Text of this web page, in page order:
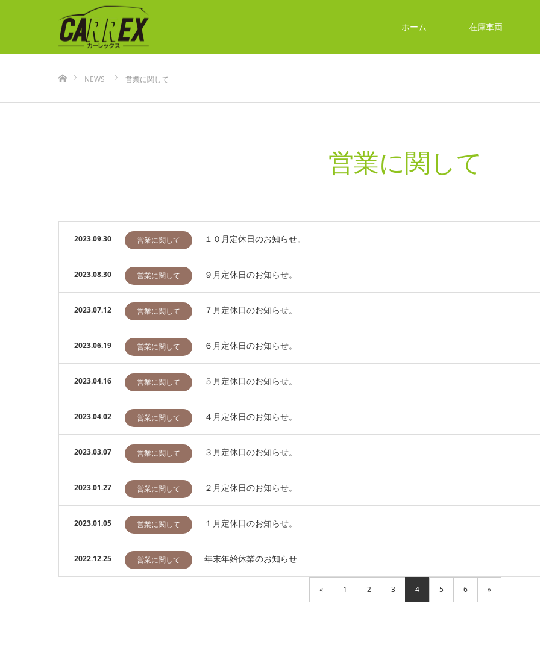
ホーム 在庫車両
NEWS
営業に関して
営業に関して
2023.09.30 営業に関して １０月定休日のお知らせ。
2023.08.30 営業に関して ９月定休日のお知らせ。
2023.07.12 営業に関して ７月定休日のお知らせ。
2023.06.19 営業に関して ６月定休日のお知らせ。
2023.04.16 営業に関して ５月定休日のお知らせ。
2023.04.02 営業に関して ４月定休日のお知らせ。
2023.03.07 営業に関して ３月定休日のお知らせ。
2023.01.27 営業に関して ２月定休日のお知らせ。
2023.01.05 営業に関して １月定休日のお知らせ。
2022.12.25 営業に関して 年末年始休業のお知らせ
« 1 2 3 4 5 6 »